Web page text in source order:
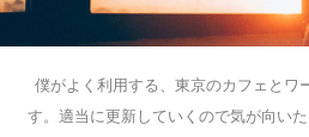
僕がよく利用する、東京のカフェとワ
す。適当に更新していくので気が向い